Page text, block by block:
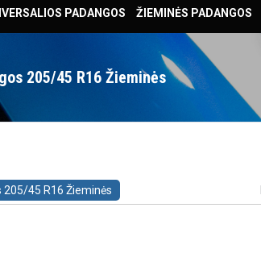
PADANGOS ŽIEMINĖS PADANGOS
205/45 R16 Žieminės
205/45 R16 Žieminės